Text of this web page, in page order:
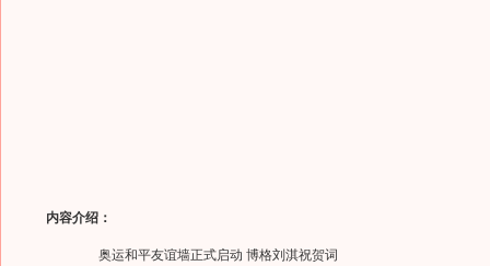
内容介绍：
奥运和平友谊墙正式启动 博格刘淇祝贺词